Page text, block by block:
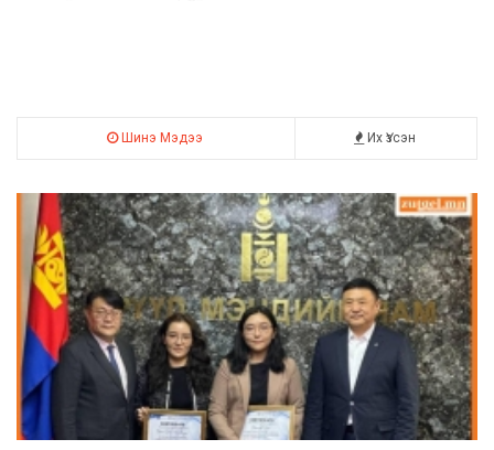
Шинэ Мэдээ Их Үзсэн